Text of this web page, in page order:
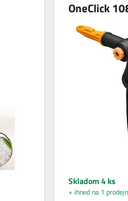
OneClick
Skladom 4 ks
+ ihned na 1